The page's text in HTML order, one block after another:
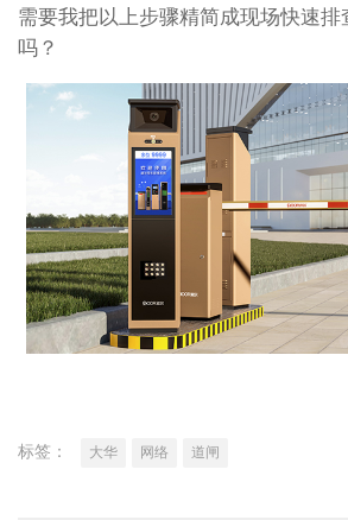
需要我把以上步骤精简成现场快速
吗？
标签： 大华 网络 道闸